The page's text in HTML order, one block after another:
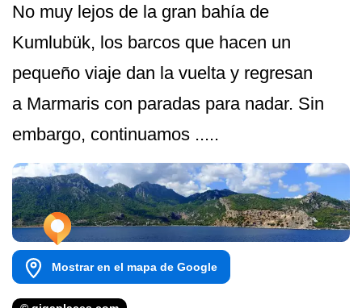
No muy lejos de la gran bahía de
Kumlubük, los barcos que hacen un
pequeño viaje dan la vuelta y regresan
a Marmaris con paradas para nadar. Sin
embargo, continuamos .....
Mostrar en el mapa de Google